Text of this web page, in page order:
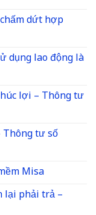
dứt hợp
dụng lao động là
lợi – Thông tư
tư số
Misa
lại phải trả –